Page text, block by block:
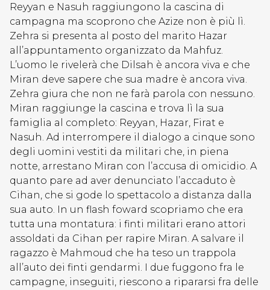
Reyyan e Nasuh raggiungono la cascina di
campagna ma scoprono che Azize non è più lì.
Zehra si presenta al posto del marito Hazar
all’appuntamento organizzato da Mahfuz.
L’uomo le rivelerà che Dilsah è ancora viva e che
Miran deve sapere che sua madre è ancora viva.
Zehra giura che non ne farà parola con nessuno.
Miran raggiunge la cascina e trova lì la sua
famiglia al completo: Reyyan, Hazar, Firat e
Nasuh. Ad interrompere il dialogo a cinque sono
degli uomini vestiti da militari che, in piena
notte, arrestano Miran con l’accusa di omicidio. A
quanto pare ad aver denunciato l’accaduto è
Cihan, che si gode lo spettacolo a distanza dalla
sua auto. In un flash foward scopriamo che era
tutta una montatura: i finti militari erano attori
assoldati da Cihan per rapire Miran. A salvare il
ragazzo è Mahmoud che ha teso un trappola
all’auto dei finti gendarmi. I due fuggono fra le
campagne, inseguiti, riescono a ripararsi fra delle